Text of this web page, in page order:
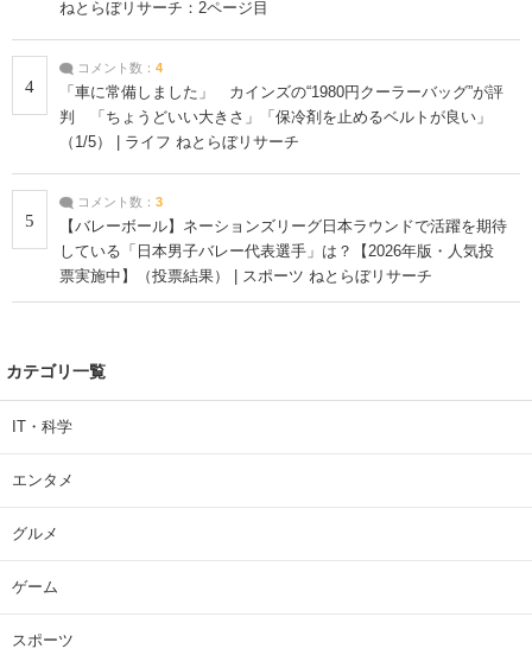
ねとらぼリサーチ：2ページ目
4
コメント数： 4
「車に常備しました」 カインズの“1980円クーラーバッグ”が評
判 「ちょうどいい大きさ」「保冷剤を止めるベルトが良い」
（1/5） | ライフ ねとらぼリサーチ
5
コメント数： 3
【バレーボール】ネーションズリーグ日本ラウンドで活躍を期待
している「日本男子バレー代表選手」は？【2026年版・人気投
票実施中】（投票結果） | スポーツ ねとらぼリサーチ
カテゴリ一覧
IT・科学
エンタメ
グルメ
ゲーム
スポーツ